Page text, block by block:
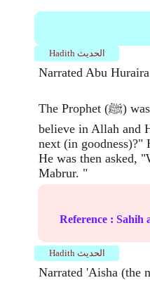
Hadith الحديث
Narrated Abu
The Prophet (ﷺ) was asked, "Which is the best deed?" He said, "To
believe in Allah and
next (in goodness)?"
He was then asked,
Mabrur. "
Reference : Sahih
Hadith الحديث
Narrated 'Aisha (the